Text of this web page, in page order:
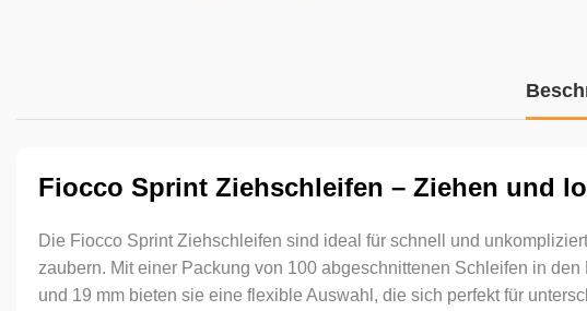
Fiocco Sprint Ziehschleifen – Ziehen und
Die Fiocco Sprint Ziehschleifen sind ideal für schnell und
zaubern. Mit einer Packung von 100 abgeschnittenen Schleifen in den
und 19 mm bieten sie eine flexible Auswahl, die sich perfekt für